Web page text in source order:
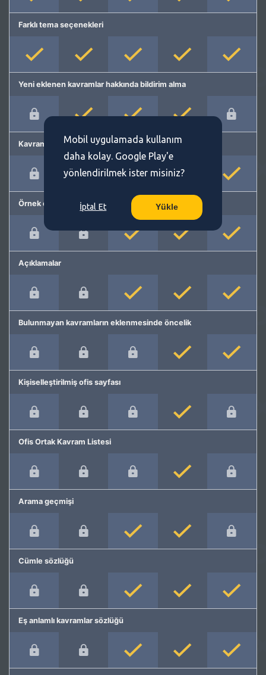
Farklı tema seçenekleri
Yeni eklenen kavramlar hakkında bildirim alma
Kavram önerme
Örnek cümleler
Açıklamalar
Bulunmayan kavramların eklenmesinde öncelik
Kişiselleştirilmiş ofis sayfası
Ofis Ortak Kavram Listesi
Arama geçmişi
Cümle sözlüğü
Eş anlamlı kavramlar sözlüğü
Mobil uygulamada kullanım
daha kolay. Google Play'e
yönlendirilmek ister misiniz?
İptal Et Yükle